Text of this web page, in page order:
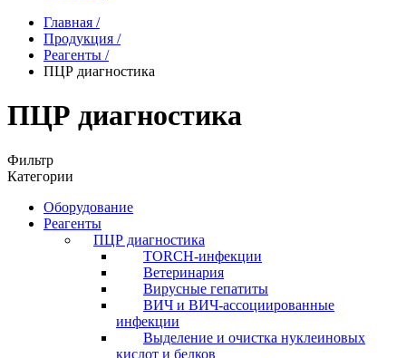
Главная /
Продукция /
Реагенты /
ПЦР диагностика
ПЦР диагностика
Фильтр
Категории
Оборудование
Реагенты
ПЦР диагностика
TORCH-инфекции
Ветеринария
Вирусные гепатиты
ВИЧ и ВИЧ-ассоциированные
инфекции
Выделение и очистка нуклеиновых
кислот и белков